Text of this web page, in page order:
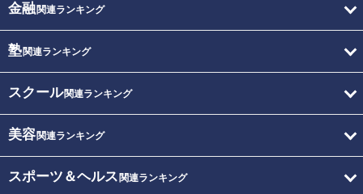
金融関連ランキング
塾関連ランキング
スクール関連ランキング
美容関連ランキング
スポーツ＆ヘルス 関連ランキング